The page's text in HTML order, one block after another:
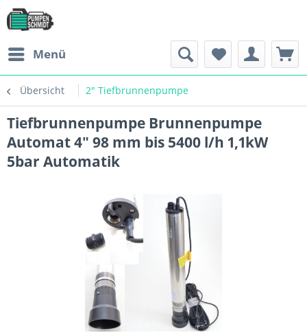
Menü
Übersicht 2" Tiefbrunnenpumpe
Tiefbrunnenpumpe Brunnenpumpe
Automat 4" 98 mm bis 5400 l/h 1,1kW
5bar Automatik